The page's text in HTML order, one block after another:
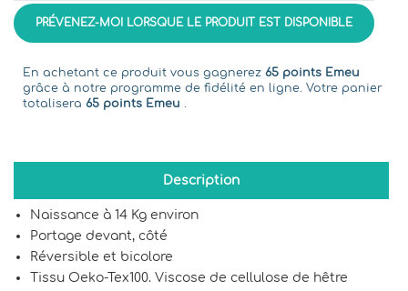
PRÉVENEZ-MOI LORSQUE LE PRODUIT EST DISPONIBLE
En achetant ce produit vous gagnerez 65 points Emeu
grâce à notre programme de fidélité en ligne. Votre panier
totalisera 65 points Emeu .
Description
Naissance à 14 Kg environ
Portage devant, côté
Réversible et bicolore
Tissu Oeko-Tex100. Viscose de cellulose de hêtre